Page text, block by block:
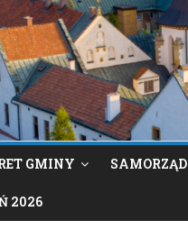
GMINY SAMORZĄD
2026